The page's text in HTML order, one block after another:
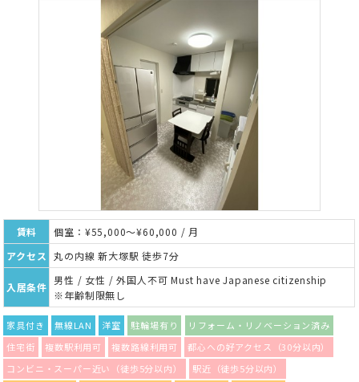
賃料
個室：¥55,000～¥60,000 / 月
アクセス
丸の内線 新大塚駅 徒歩7分
入居条件
男性 / 女性 / 外国人不可 Must have Japanese citizenship
※年齢制限無し
家具付き 無線LAN 洋室 駐輪場有り
リフォーム・リノベーション済み
住宅街
複数駅利用可 複数路線利用可
都心への好アクセス（30分以内）
コンビニ・スーパー近い（徒歩5分以内）
駅近（徒歩5分以内）